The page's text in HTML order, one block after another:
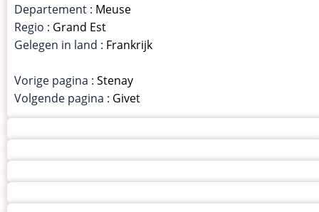
Departement : Meuse
Regio : Grand Est
Gelegen in land : Frankrijk
Vorige pagina : Stenay
Volgende pagina : Givet